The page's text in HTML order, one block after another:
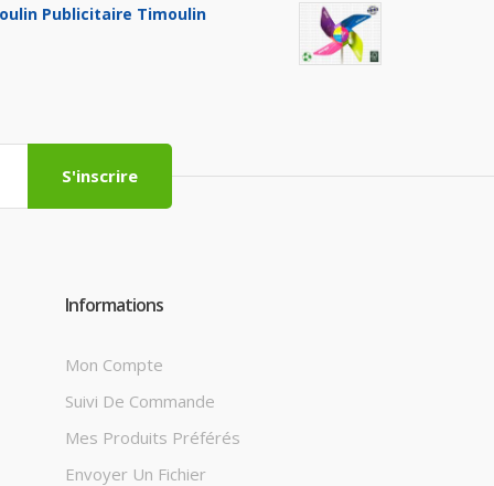
Publicitaire Timoulin
S'inscrire
Informations
Mon Compte
Suivi De Commande
Mes Produits Préférés
Envoyer Un Fichier